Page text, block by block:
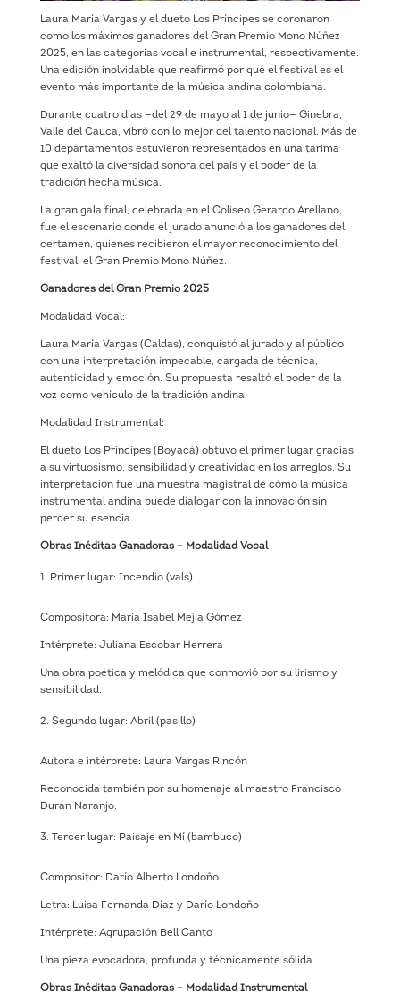
Laura María Vargas y el dueto Los Príncipes se coronaron
como los máximos ganadores del Gran Premio Mono Núñez
2025, en las categorías vocal e instrumental, respectivamente.
Una edición inolvidable que reafirmó por qué el festival es el
evento más importante de la música andina colombiana.
Durante cuatro días —del 29 de mayo al 1 de junio— Ginebra,
Valle del Cauca, vibró con lo mejor del talento nacional. Más de
10 departamentos estuvieron representados en una tarima
que exaltó la diversidad sonora del país y el poder de la
tradición hecha música.
La gran gala final, celebrada en el Coliseo Gerardo Arellano,
fue el escenario donde el jurado anunció a los ganadores del
certamen, quienes recibieron el mayor reconocimiento del
festival: el Gran Premio Mono Núñez.
Ganadores del Gran Premio 2025
Modalidad Vocal:
Laura María Vargas (Caldas), conquistó al jurado y al público
con una interpretación impecable, cargada de técnica,
autenticidad y emoción. Su propuesta resaltó el poder de la
voz como vehículo de la tradición andina.
Modalidad Instrumental:
El dueto Los Príncipes (Boyacá) obtuvo el primer lugar gracias
a su virtuosismo, sensibilidad y creatividad en los arreglos. Su
interpretación fue una muestra magistral de cómo la música
instrumental andina puede dialogar con la innovación sin
perder su esencia.
Obras Inéditas Ganadoras – Modalidad Vocal
Primer lugar: Incendio (vals)
Compositora: María Isabel Mejía Gómez
Intérprete: Juliana Escobar Herrera
Una obra poética y melódica que conmovió por su lirismo y
sensibilidad.
Segundo lugar: Abril (pasillo)
Autora e intérprete: Laura Vargas Rincón
Reconocida también por su homenaje al maestro Francisco
Durán Naranjo.
Tercer lugar: Paisaje en Mí (bambuco)
Compositor: Darío Alberto Londoño
Letra: Luisa Fernanda Díaz y Darío Londoño
Intérprete: Agrupación Bell Canto
Una pieza evocadora, profunda y técnicamente sólida.
Obras Inéditas Ganadoras – Modalidad Instrumental